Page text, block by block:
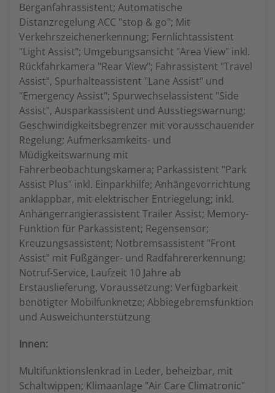
Berganfahrassistent; Automatische
Distanzregelung ACC "stop & go"; Mit
Verkehrszeichenerkennung; Fernlichtassistent
"Light Assist"; Umgebungsansicht "Area View" inkl.
Rückfahrkamera "Rear View"; Fahrassistent "Travel
Assist", Spurhalteassistent "Lane Assist" und
"Emergency Assist"; Spurwechselassistent "Side
Assist", Ausparkassistent und Ausstiegswarnung;
Geschwindigkeitsbegrenzer mit vorausschauender
Regelung; Aufmerksamkeits- und
Müdigkeitswarnung mit
Fahrerbeobachtungskamera; Parkassistent "Park
Assist Plus" inkl. Einparkhilfe; Anhängevorrichtung
anklappbar, mit elektrischer Entriegelung; inkl.
Anhängerrangierassistent Trailer Assist; Memory-
Funktion für Parkassistent; Regensensor;
Kreuzungsassistent; Notbremsassistent "Front
Assist" mit Fußgänger- und Radfahrererkennung;
Notruf-Service, Laufzeit 10 Jahre ab
Erstauslieferung, Voraussetzung: Verfügbarkeit
benötigter Mobilfunknetze; Abbiegebremsfunktion
und Ausweichunterstützung
Innen:
Multifunktionslenkrad in Leder, beheizbar, mit
Schaltwippen; Klimaanlage "Air Care Climatronic"